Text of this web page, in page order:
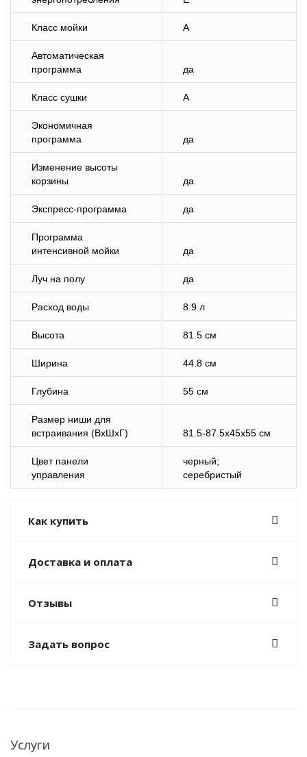
Класс мойки A
Автоматическая
программа
да
Класс сушки A
Экономичная
программа
да
Изменение высоты
корзины
да
Экспресс-программа да
Программа
интенсивной мойки
да
Луч на полу да
Расход воды 8.9 л
Высота 81.5 см
Ширина 44.8 см
Глубина 55 см
Размер ниши для
встраивания (ВхШхГ)
81.5-87.5x45x55 см
Цвет панели
управления
черный;
серебристый
Как купить
Доставка и оплата
Отзывы
Задать вопрос
Услуги